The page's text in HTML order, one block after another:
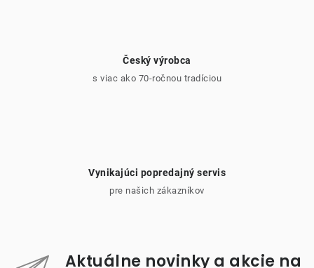
Český výrobca
s viac ako 70-ročnou tradíciou
Vynikajúci popredajný servis
pre našich zákazníkov
Aktuálne novinky a akcie na